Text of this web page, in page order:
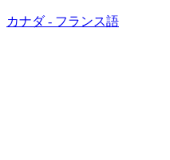
カナダ - フランス語